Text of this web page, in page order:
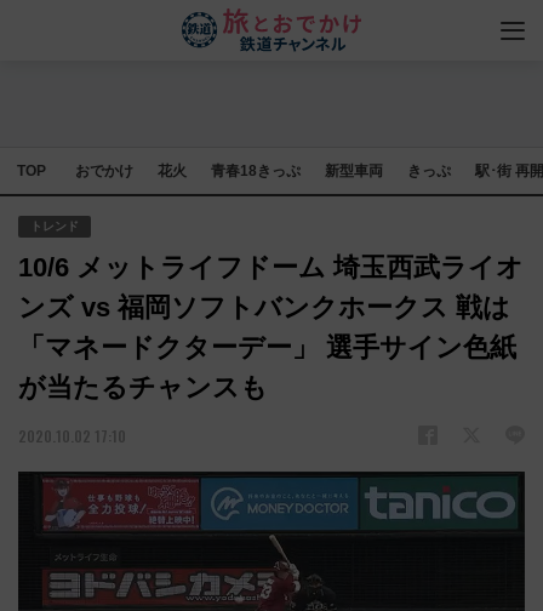
TOP おでかけ 花火 青春18きっぷ 新型車両 きっぷ 駅･街 再
トレンド
10/6 メットライフドーム 埼玉西武ライオ
ンズ vs 福岡ソフトバンクホークス 戦は
「マネードクターデー」 選手サイン色紙
が当たるチャンスも
2020.10.02 17:10